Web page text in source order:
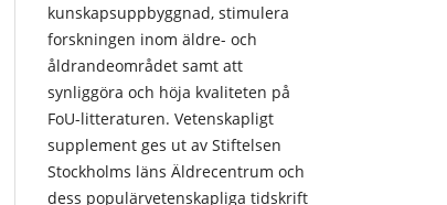
kunskapsuppbyggnad, stimulera
forskningen inom äldre- och
åldrandeområdet samt att
synliggöra och höja kvaliteten på
FoU-litteraturen. Vetenskapligt
supplement ges ut av Stiftelsen
Stockholms läns Äldrecentrum och
dess populärvetenskapliga tidskrift